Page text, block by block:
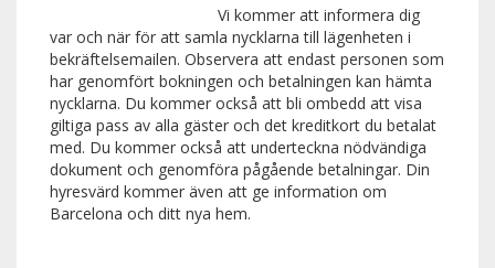
Vi kommer att informera dig
var och när för att samla nycklarna till lägenheten i
bekräftelsemailen. Observera att endast personen som
har genomfört bokningen och betalningen kan hämta
nycklarna. Du kommer också att bli ombedd att visa
giltiga pass av alla gäster och det kreditkort du betalat
med. Du kommer också att underteckna nödvändiga
dokument och genomföra pågående betalningar. Din
hyresvärd kommer även att ge information om
Barcelona och ditt nya hem.